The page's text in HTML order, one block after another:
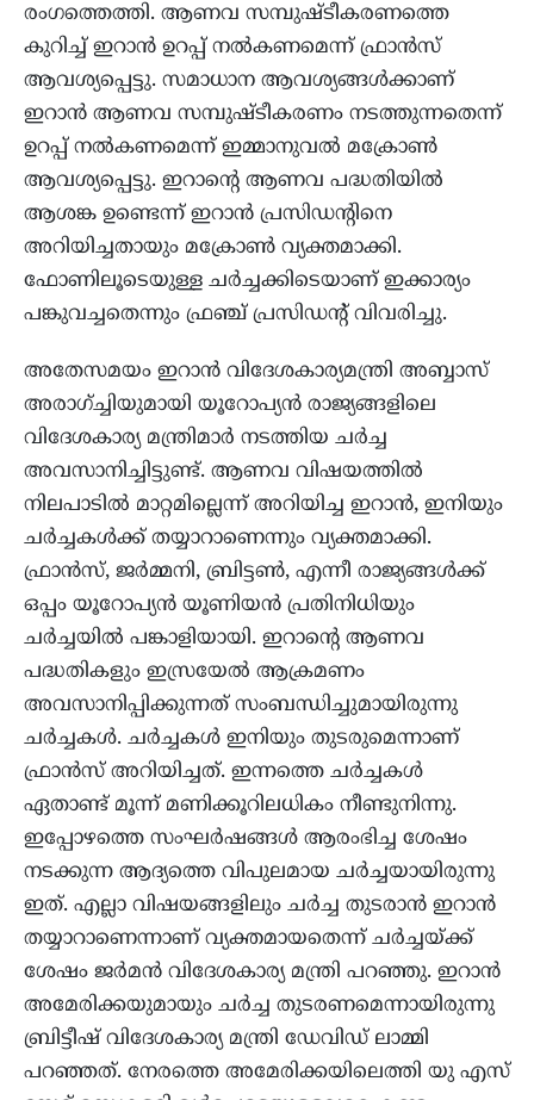
രംഗത്തെത്തി. ആണവ സമ്പുഷ്ടീകരണത്തെ
കുറിച്ച് ഇറാൻ ഉറപ്പ് നൽകണമെന്ന് ഫ്രാൻസ്
ആവശ്യപ്പെട്ടു. സമാധാന ആവശ്യങ്ങൾക്കാണ്
ഇറാൻ ആണവ സമ്പുഷ്ടീകരണം നടത്തുന്നതെന്ന്
ഉറപ്പ് നൽകണമെന്ന് ഇമ്മാനുവൽ മക്രോൺ
ആവശ്യപ്പെട്ടു. ഇറാന്റെ ആണവ പദ്ധതിയിൽ
ആശങ്ക ഉണ്ടെന്ന് ഇറാൻ പ്രസിഡൻ്റിനെ
അറിയിച്ചതായും മക്രോൺ വ്യക്തമാക്കി.
ഫോണിലൂടെയുള്ള ചർച്ചക്കിടെയാണ് ഇക്കാര്യം
പങ്കുവച്ചതെന്നും ഫ്രഞ്ച് പ്രസിഡന്‍റ് വിവരിച്ചു.
അതേസമയം ഇറാൻ വിദേശകാര്യമന്ത്രി അബ്ബാസ്
അരാഗ്ച്ചിയുമായി യൂറോപ്യൻ രാജ്യങ്ങളിലെ
വിദേശകാര്യ മന്ത്രിമാർ നടത്തിയ ചർച്ച
അവസാനിച്ചിട്ടുണ്ട്. ആണവ വിഷയത്തിൽ
നിലപാടിൽ മാറ്റമില്ലെന്ന് അറിയിച്ച ഇറാൻ, ഇനിയും
ചർച്ചകൾക്ക് തയ്യാറാണെന്നും വ്യക്തമാക്കി.
ഫ്രാൻസ്, ജർമ്മനി, ബ്രിട്ടൺ, എന്നീ രാജ്യങ്ങൾക്ക്
ഒപ്പം യൂറോപ്യൻ യൂണിയൻ പ്രതിനിധിയും
ചർച്ചയിൽ പങ്കാളിയായി. ഇറാന്റെ ആണവ
പദ്ധതികളും ഇസ്രയേൽ ആക്രമണം
അവസാനിപ്പിക്കുന്നത് സംബന്ധിച്ചുമായിരുന്നു
ചർച്ചകൾ. ചർച്ചകൾ ഇനിയും തുടരുമെന്നാണ്
ഫ്രാൻസ് അറിയിച്ചത്. ഇന്നത്തെ ചർച്ചകൾ
ഏതാണ്ട് മൂന്ന് മണിക്കൂറിലധികം നീണ്ടുനിന്നു.
ഇപ്പോഴത്തെ സംഘർഷങ്ങൾ ആരംഭിച്ച ശേഷം
നടക്കുന്ന ആദ്യത്തെ വിപുലമായ ചർച്ചയായിരുന്നു
ഇത്. എല്ലാ വിഷയങ്ങളിലും ചർച്ച തുടരാൻ ഇറാൻ
തയ്യാറാണെന്നാണ് വ്യക്തമായതെന്ന് ചർച്ചയ്ക്ക്
ശേഷം ജർമൻ വിദേശകാര്യ മന്ത്രി പറഞ്ഞു. ഇറാൻ
അമേരിക്കയുമായും ചർച്ച തുടരണമെന്നായിരുന്നു
ബ്രിട്ടീഷ് വിദേശകാര്യ മന്ത്രി ഡേവിഡ് ലാമ്മി
പറഞ്ഞത്. നേരത്തെ അമേരിക്കയിലെത്തി യു എസ്